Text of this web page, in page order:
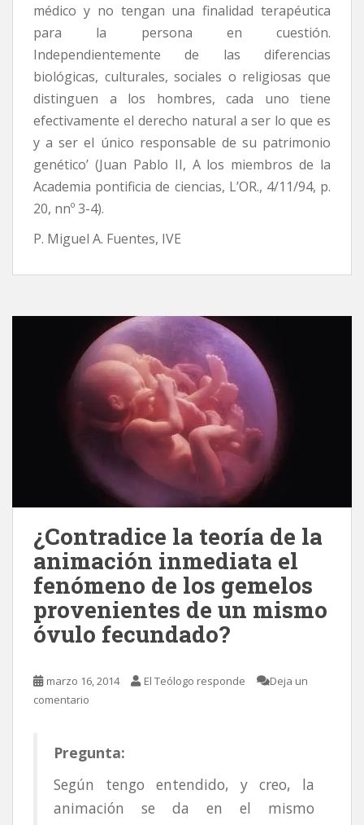
médico y no tengan una finalidad terapéutica
para la persona en cuestión.
Independientemente de las diferencias
biológicas, culturales, sociales o religiosas que
distinguen a los hombres, cada uno tiene
efectivamente el derecho natural a ser lo que es
y a ser el único responsable de su patrimonio
genético’ (Juan Pablo II, A los miembros de la
Academia pontificia de ciencias, L’OR., 4/11/94, p.
20, nnº 3-4).
P. Miguel A. Fuentes, IVE
¿Contradice la teoría de la
animación inmediata el
fenómeno de los gemelos
provenientes de un mismo
óvulo fecundado?
marzo 16, 2014 El Teólogo responde
Deja un
comentario
Pregunta:
Según tengo entendido, y creo, la
animación se da en el mismo